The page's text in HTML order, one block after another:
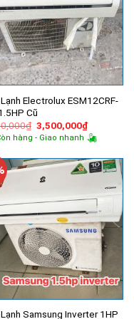
Electrolux ESM12CRF-
Cũ
₫ Giá
gốc
là:
3,500,000₫Giá
hiện
tại
hàng - Giao nhanh
Samsung Inverter 1HP